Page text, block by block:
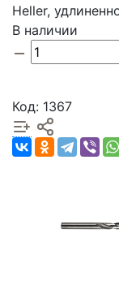
Heller,
В наличии
Код: 1367